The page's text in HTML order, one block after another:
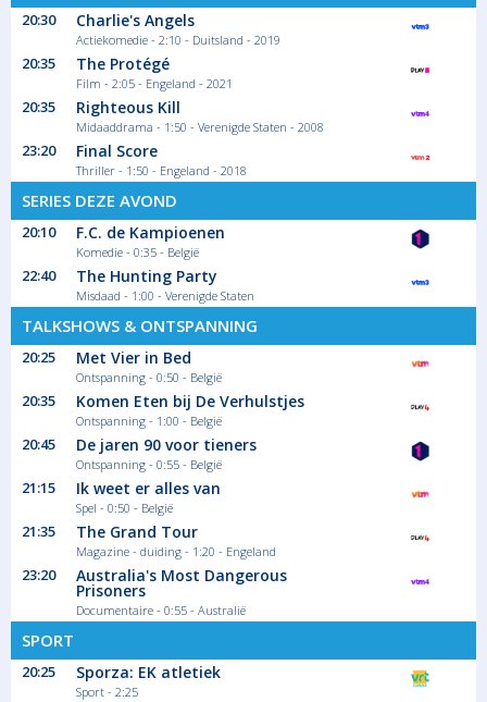
20:45
De jaren 90 voor tieners
Seizoen 1 aflevering
Ontspanning
21:40
Eyecatchers
Seizoen 2 aflevering
Een prestigieuze pitch jaagt de competitie
binnen...
Serie/Feuilleton Drama
22:05
VRT NWS journaal
Informatief
22:20
Het Weer
Magazine - duiding Informatief
20:30 Charlie's Angels
Actiekomedie - 2:10 - Duitsland - 2019
20:35 The Protégé
Film - 2:05 - Engeland - 2021
20:35 Righteous Kill
Midaaddrama - 1:50 - Verenigde Staten - 2008
23:20 Final Score
Thriller - 1:50 - Engeland - 2018
SERIES DEZE AVOND
20:10 F.C. de Kampioenen
Komedie - 0:35 - België
22:40 The Hunting Party
Misdaad - 1:00 - Verenigde Staten
TALKSHOWS & ONTSPANNING
20:25 Met Vier in Bed
Ontspanning - 0:50 - België
20:35 Komen Eten bij De Verhulstjes
Ontspanning - 1:00 - België
20:45 De jaren 90 voor tieners
Ontspanning - 0:55 - België
21:15 Ik weet er alles van
Spel - 0:50 - België
21:35 The Grand Tour
Magazine - duiding - 1:20 - Engeland
23:20 Australia's Most Dangerous
Prisoners
Documentaire - 0:55 - Australië
SPORT
20:25 Sporza: EK atletiek
Sport - 2:25